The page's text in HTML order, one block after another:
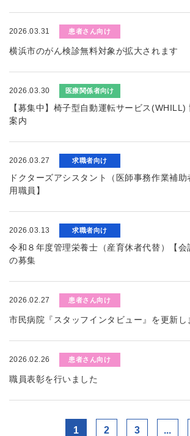
2026.03.31 患者さん向け
横浜市のがん検診無料対象が拡大されます
2026.03.30 医療関係者向け
【募集中】椅子型自動運転サービス
案内
2026.03.27 求職者向け
ドクターズアシスタント（医師事務作業補
用職員】
2026.03.13 求職者向け
令和８年度管理栄養士（産育休者代替）【会
の募集
2026.02.27 患者さん向け
市民病院『スタッフインタビュー』を更新し
2026.02.26 患者さん向け
職員表彰を行いました
1 2 3 ...